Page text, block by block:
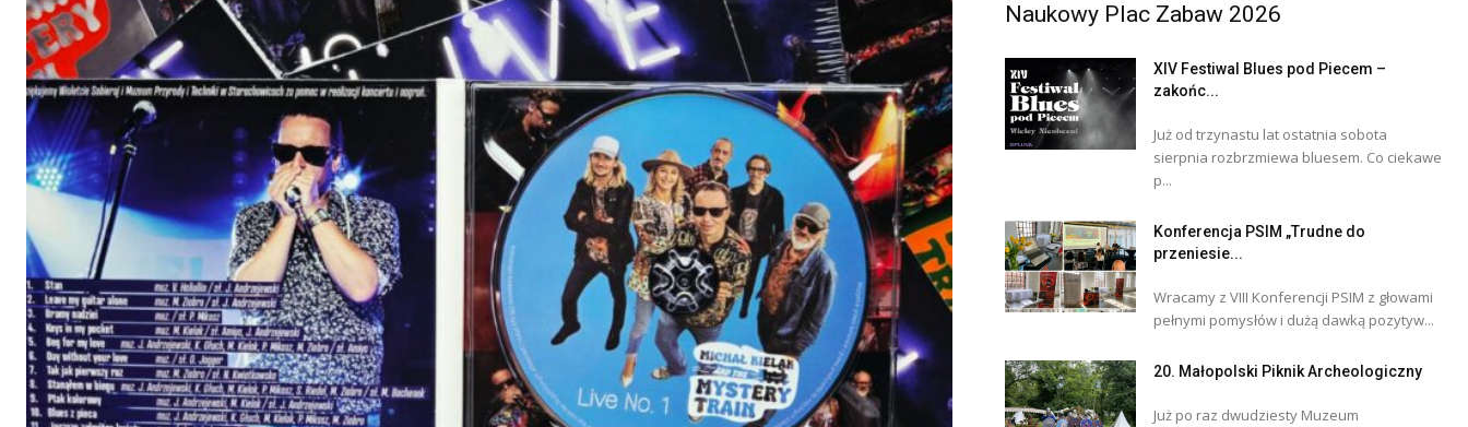
Naukowy Plac Zabaw 2026
XIV Festiwal Blues pod Piecem –
zakońc...
Już od trzynastu lat ostatnia sobota
sierpnia rozbrzmiewa bluesem. Co ciekawe
p...
Konferencja PSIM „Trudne do
przeniesie...
Wracamy z VIII Konferencji PSIM z głowami
pełnymi pomysłów i dużą dawką pozytyw...
20. Małopolski Piknik Archeologiczny
Już po raz dwudziesty Muzeum